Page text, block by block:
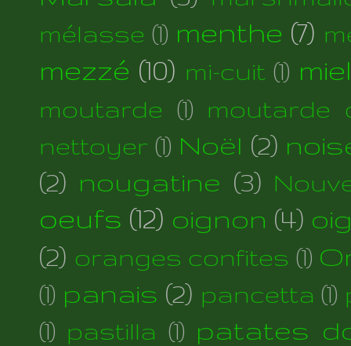
mélasse (1) menthe (7)
mezzé (10) mi-cuit (1) miel
moutarde (1) moutarde
nettoyer (1) Noël (2)
(2) nougatine (3)
oeufs (12) oignon (4)
(2) oranges confites (1)
(1) panais (2) pancetta (1)
(1) pastilla (1) patates